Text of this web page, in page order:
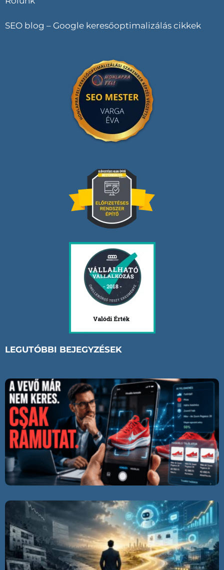
SEO blog – Google keresőoptimalizálás cikkek
LEGUTÓBBI BEJEGYZÉSEK